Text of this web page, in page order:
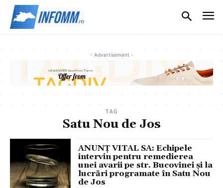
- Advertisement -
TAG
Satu Nou de Jos
ANUNȚ VITAL SA: Echipele
intervin pentru remedierea
unei avarii pe str. Bucovinei și la
lucrări programate în Satu Nou
de Jos